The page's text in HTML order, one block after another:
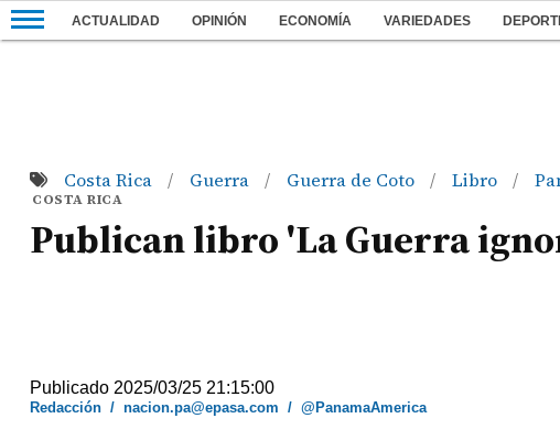
ACTUALIDAD OPINIÓN ECONOMÍA VARIEDADES
Costa Rica / Guerra / Guerra de Coto / Libro /
COSTA RICA
Publican libro 'La Guerra
Publicado 2025/03/25 21:15:00
Redacción /nacion.pa@epasa.com /@PanamaAmerica